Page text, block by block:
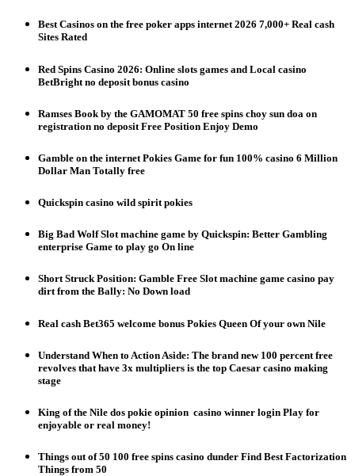
Best Casinos on the free poker apps internet 2026 7,000+ Real cash
Sites Rated
Red Spins Casino 2026: Online slots games and Local casino
BetBright no deposit bonus casino
Ramses Book by the GAMOMAT 50 free spins choy sun doa on
registration no deposit Free Position Enjoy Demo
Gamble on the internet Pokies Game for fun 100% casino 6 Million
Dollar Man Totally free
Quickspin casino wild spirit pokies
Big Bad Wolf Slot machine game by Quickspin: Better Gambling
enterprise Game to play go On line
Short Struck Position: Gamble Free Slot machine game casino pay
dirt from the Bally: No Down load
Real cash Bet365 welcome bonus Pokies Queen Of your own Nile
Understand When to Action Aside: The brand new 100 percent free
revolves that have 3x multipliers is the top Caesar casino making
stage
King of the Nile dos pokie opinion ️️ casino winner login Play for
enjoyable or real money!
Things out of 50 100 free spins casino dunder Find Best Factorization
Things from 50